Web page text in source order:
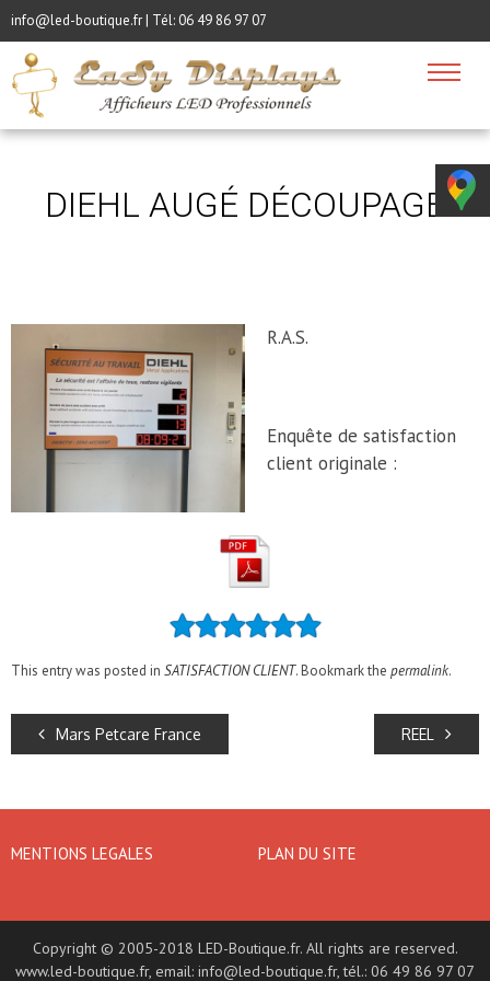
info@led-boutique.fr | Tél: 06 49 86 97 07
DIEHL AUGÉ DÉCOUPAGE
R.A.S.
Enquête de satisfaction
client originale :
This entry was posted in SATISFACTION CLIENT. Bookmark the permalink.
Mars Petcare France REEL
MENTIONS LEGALES PLAN DU SITE
Copyright © 2005-2018 LED-Boutique.fr. All rights are reserved.
www.led-boutique.fr, email: info@led-boutique.fr, tél.: 06 49 86 97 07